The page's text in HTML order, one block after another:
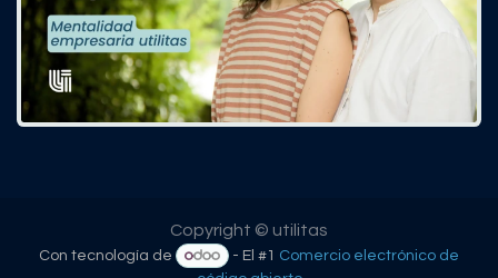
Copyright © utilitas
Con tecnología de - El #1 Comercio electrónico de